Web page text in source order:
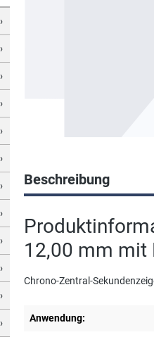
Beschreibung
12,00 mm mit
Chrono-Zentral-
Anwendung: